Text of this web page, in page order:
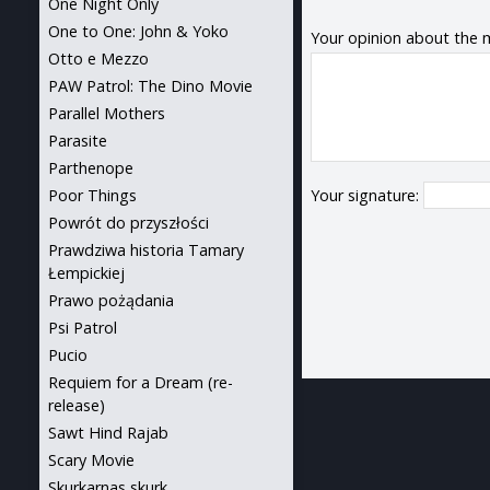
Your opinion about the
Your signature:
One to One: John & Yoko
Otto e Mezzo
PAW Patrol: The Dino Movie
Parallel Mothers
Parasite
Parthenope
Poor Things
Powrót do przyszłości
Prawdziwa historia Tamary
Łempickiej
Prawo pożądania
Psi Patrol
Pucio
Requiem for a Dream (re-
release)
Sawt Hind Rajab
Scary Movie